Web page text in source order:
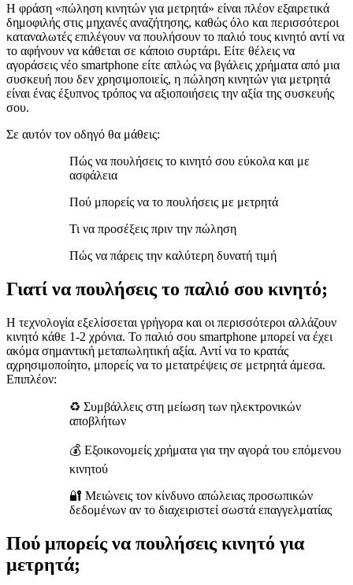
Η φράση «πώληση κινητών για μετρητά» είναι πλέον εξαιρετικά
δημοφιλής στις μηχανές αναζήτησης, καθώς όλο και περισσότεροι
καταναλωτές επιλέγουν να πουλήσουν το παλιό τους κινητό αντί να
το αφήνουν να κάθεται σε κάποιο συρτάρι. Είτε θέλεις να
αγοράσεις νέο smartphone είτε απλώς να βγάλεις χρήματα από μια
συσκευή που δεν χρησιμοποιείς, η πώληση κινητών για μετρητά
είναι ένας έξυπνος τρόπος να αξιοποιήσεις την αξία της συσκευής
σου.
Σε αυτόν τον οδηγό θα μάθεις:
Πώς να πουλήσεις το κινητό σου εύκολα και με
ασφάλεια
Πού μπορείς να το πουλήσεις με μετρητά
Τι να προσέξεις πριν την πώληση
Πώς να πάρεις την καλύτερη δυνατή τιμή
Γιατί να πουλήσεις το παλιό σου κινητό;
Η τεχνολογία εξελίσσεται γρήγορα και οι περισσότεροι αλλάζουν
κινητό κάθε 1-2 χρόνια. Το παλιό σου smartphone μπορεί να έχει
ακόμα σημαντική μεταπωλητική αξία. Αντί να το κρατάς
αχρησιμοποίητο, μπορείς να το μετατρέψεις σε μετρητά άμεσα.
Επιπλέον:
♻️ Συμβάλλεις στη μείωση των ηλεκτρονικών
αποβλήτων
💰 Εξοικονομείς χρήματα για την αγορά του επόμενου
κινητού
🔐 Μειώνεις τον κίνδυνο απώλειας προσωπικών
δεδομένων αν το διαχειριστεί σωστά επαγγελματίας
Πού μπορείς να πουλήσεις κινητό για
μετρητά;